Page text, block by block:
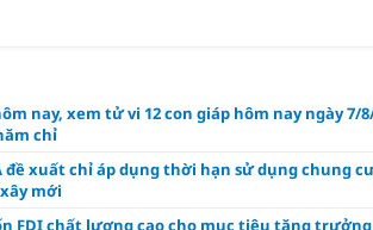
nay, xem tử vi 12 con giáp hôm nay ngày 7/
chỉ
đề xuất chỉ áp dụng thời hạn sử dụng chung
mới
FDI chất lượng cao cho mục tiêu tăng trưởng